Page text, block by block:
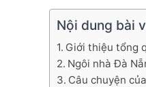
Nội dung bài
Giới thiệu tổng
Ngôi nhà Đà
Câu chuyện